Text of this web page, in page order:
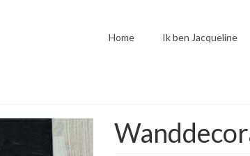
Home Ik ben Jacqueline